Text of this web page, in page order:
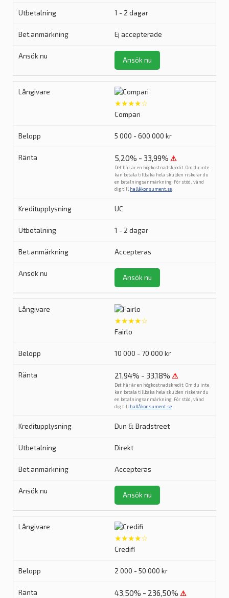
1 - 2 dagar
Ej accepterade
Ansök nu
★★★★☆
Compari
5 000 - 600 000 kr
5,20% - 33,99% ⚠
Det här är en högkostnadskredit. Om du inte
kan betala tillbaka hela skulden riskerar du
en betalningsanmärkning. För stöd, vänd
dig till hallåkonsument.se
UC
1 - 2 dagar
Accepteras
Ansök nu
★★★★☆
Fairlo
10 000 - 70 000 kr
21,94% - 33,18% ⚠
Det här är en högkostnadskredit. Om du inte
kan betala tillbaka hela skulden riskerar du
en betalningsanmärkning. För stöd, vänd
dig till hallåkonsument.se
Dun & Bradstreet
Direkt
Accepteras
Ansök nu
★★★★☆
Credifi
2 000 - 50 000 kr
43,50% - 236,50% ⚠